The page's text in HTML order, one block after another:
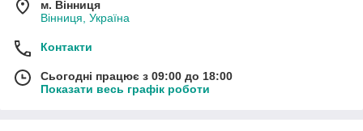
м. Вінниця
Вінниця, Україна
Контакти
Сьогодні працює з 09:00 до 18:00
Показати весь графік роботи